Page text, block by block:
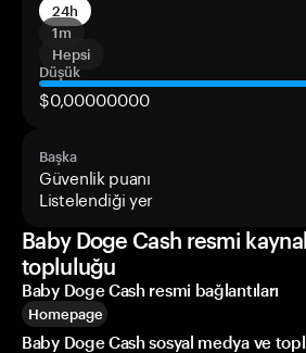
24h
1m
Hepsi
Düşük
$0,00000000
Başka
Güvenlik puanı
Listelendiği yer
Baby Doge Cash resmi
topluluğu
Baby Doge Cash resmi bağlantıları
Homepage
Baby Doge Cash sosyal medya ve